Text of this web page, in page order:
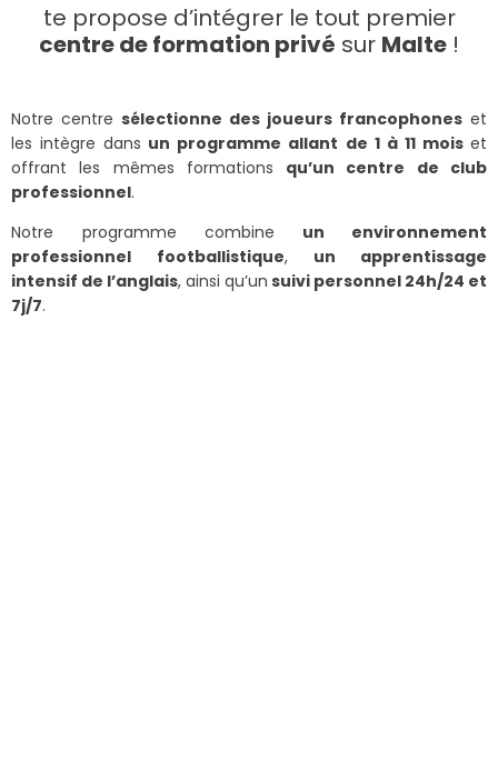
te propose d’intégrer le tout premier
centre de formation privé sur Malte !
Notre centre sélectionne des joueurs francophones et
les intègre dans un programme allant de 1 à 11 moiset
offrant les mêmes formations qu’un centre de club
professionnel.
Notre programme combine un environnement
professionnel
footballistique, un apprentissage
intensif de l’anglais, ainsi qu’un suivi personnel 24h/24 et
7j/7.